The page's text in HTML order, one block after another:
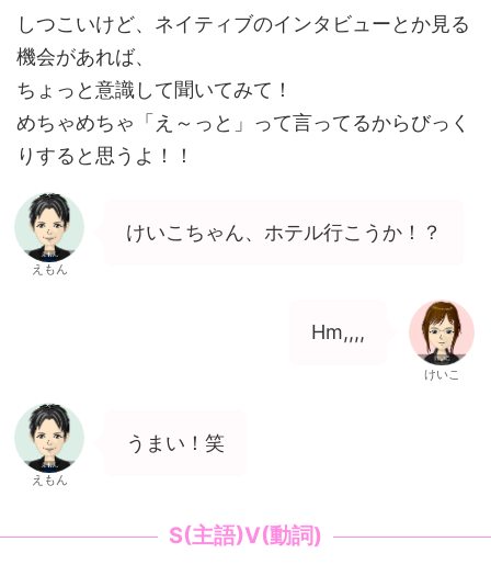
しつこいけど、ネイティブのインタビューとか見る
機会があれば、
ちょっと意識して聞いてみて！
めちゃめちゃ「え～っと」って言ってるからびっく
りすると思うよ！！
えもん
けいこちゃん、ホテル行こうか！？
Hm,,,,
けいこ
えもん
うまい！笑
S(主語)V(動詞)